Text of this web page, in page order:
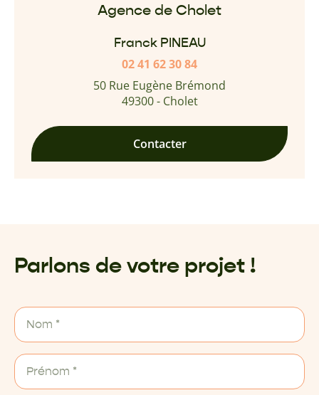
Agence de Cholet
Franck PINEAU
02 41 62 30 84
50 Rue Eugène Brémond
49300 - Cholet
Contacter
Parlons de votre projet !